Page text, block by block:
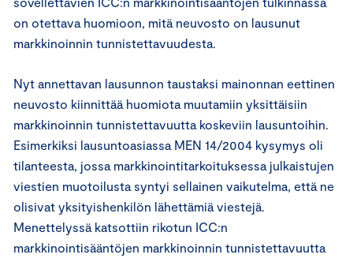
on otettava huomioon, mitä neuvosto on lausunut
markkinoinnin tunnistettavuudesta.
Nyt annettavan lausunnon taustaksi mainonnan eettinen
neuvosto kiinnittää huomiota muutamiin yksittäisiin
markkinoinnin tunnistettavuutta koskeviin lausuntoihin.
Esimerkiksi lausuntoasiassa MEN 14/2004 kysymys oli
tilanteesta, jossa markkinointitarkoituksessa julkaistujen
viestien muotoilusta syntyi sellainen vaikutelma, että ne
olisivat yksityishenkilön lähettämiä viestejä.
Menettelyssä katsottiin rikotun ICC:n
markkinointisääntöjen markkinoinnin tunnistettavuutta